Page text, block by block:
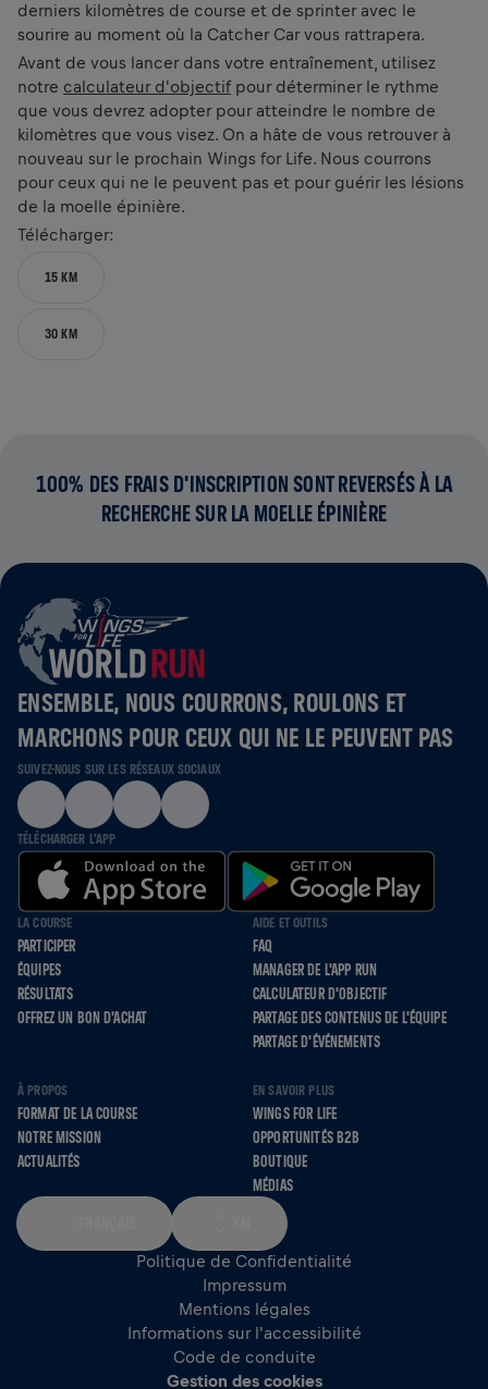
derniers kilomètres de course et de sprinter avec le
sourire au moment où la Catcher Car vous rattrapera.
Avant de vous lancer dans votre entraînement, utilisez
notre calculateur d'objectif pour déterminer le rythme
que vous devrez adopter pour atteindre le nombre de
kilomètres que vous visez. On a hâte de vous retrouver à
nouveau sur le prochain Wings for Life. Nous courrons
pour ceux qui ne le peuvent pas et pour guérir les lésions
de la moelle épinière.
Télécharger:
15 KM
30 KM
100% DES FRAIS D'INSCRIPTION SONT REVERSÉS À LA
RECHERCHE SUR LA MOELLE ÉPINIÈRE
ENSEMBLE, NOUS COURRONS, ROULONS ET
MARCHONS POUR CEUX QUI NE LE PEUVENT PAS
SUIVEZ-NOUS SUR LES RÉSEAUX SOCIAUX
TÉLÉCHARGER L'APP
LA COURSE
PARTICIPER
ÉQUIPES
RÉSULTATS
OFFREZ UN BON D'ACHAT
AIDE ET OUTILS
FAQ
MANAGER DE L'APP RUN
CALCULATEUR D'OBJECTIF
PARTAGE DES CONTENUS DE L'ÉQUIPE
PARTAGE D'ÉVÉNEMENTS
À PROPOS
FORMAT DE LA COURSE
NOTRE MISSION
ACTUALITÉS
EN SAVOIR PLUS
WINGS FOR LIFE
OPPORTUNITÉS B2B
BOUTIQUE
MÉDIAS
Politique de Confidentialité
Impressum
Mentions légales
Informations sur l'accessibilité
Code de conduite
Gestion des cookies